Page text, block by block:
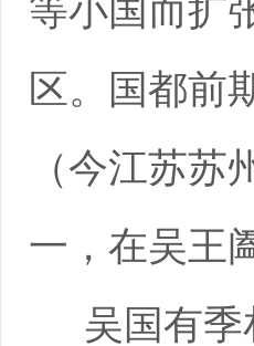
等小国而扩
区。国都前
（今江苏
一，在吴王
吴国有季